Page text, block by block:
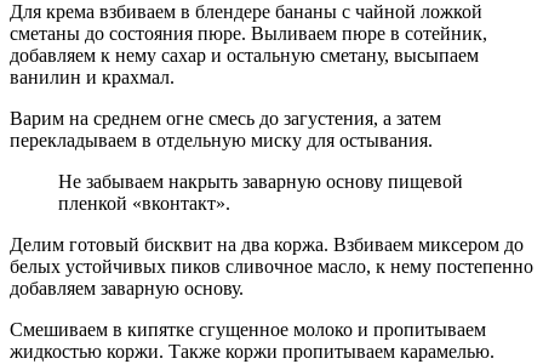
Для крема взбиваем в блендере бананы с чайной ложкой
сметаны до состояния пюре. Выливаем пюре в сотейник,
добавляем к нему сахар и остальную сметану, высыпаем
ванилин и крахмал.
Варим на среднем огне смесь до загустения, а затем
перекладываем в отдельную миску для остывания.
Не забываем накрыть заварную основу пищевой
пленкой «вконтакт».
Делим готовый бисквит на два коржа. Взбиваем миксером до
белых устойчивых пиков сливочное масло, к нему постепенно
добавляем заварную основу.
Смешиваем в кипятке сгущенное молоко и пропитываем
жидкостью коржи. Также коржи пропитываем карамелью.